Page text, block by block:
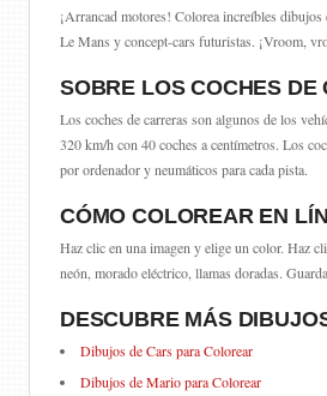
¡Arrancad motores! Colorea increíbles
Le Mans y concept-cars futuristas. ¡Vroom,
SOBRE LOS COCHES DE
Los coches de carreras son algunos de los
320 km/h con 40 coches a centímetros. Los
por ordenador y neumáticos para cada pista.
CÓMO COLOREAR EN
Haz clic en una imagen y elige un color. Haz
neón, morado eléctrico, llamas doradas.
DESCUBRE MÁS
Dibujos de Cars para Colorear
Dibujos de Mario para Colorear